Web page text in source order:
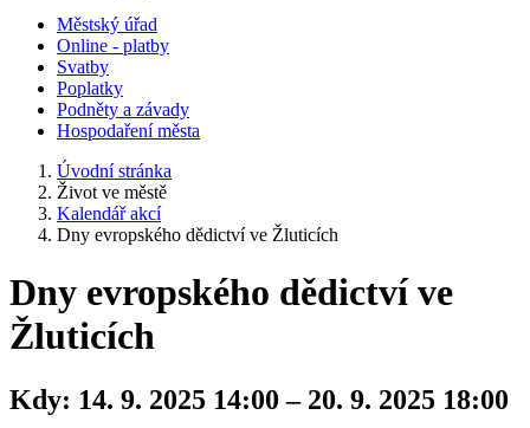
Městský úřad
Online - platby
Svatby
Poplatky
Podněty a závady
Hospodaření města
Úvodní stránka
Život ve městě
Kalendář akcí
Dny evropského dědictví ve Žluticích
Dny evropského dědictví ve
Žluticích
Kdy: 14. 9. 2025 14:00 – 20. 9. 2025 18:00